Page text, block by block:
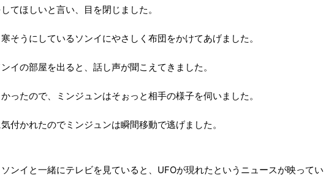
てほしいと言い、目を閉じました。
そうにしているソンイにやさしく布団をかけてあげました。
イの部屋を出ると、話し声が聞こえてきました。
ったので、ミンジュンはそぉっと相手の様子を伺いました。
付かれたのでミンジュンは瞬間移動で逃げました。
ンイと一緒にテレビを見ていると、UFOが現れたというニュースが映ってい